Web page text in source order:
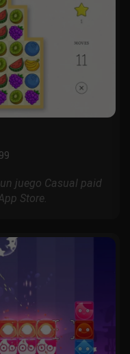
juego Casual paid
Store.